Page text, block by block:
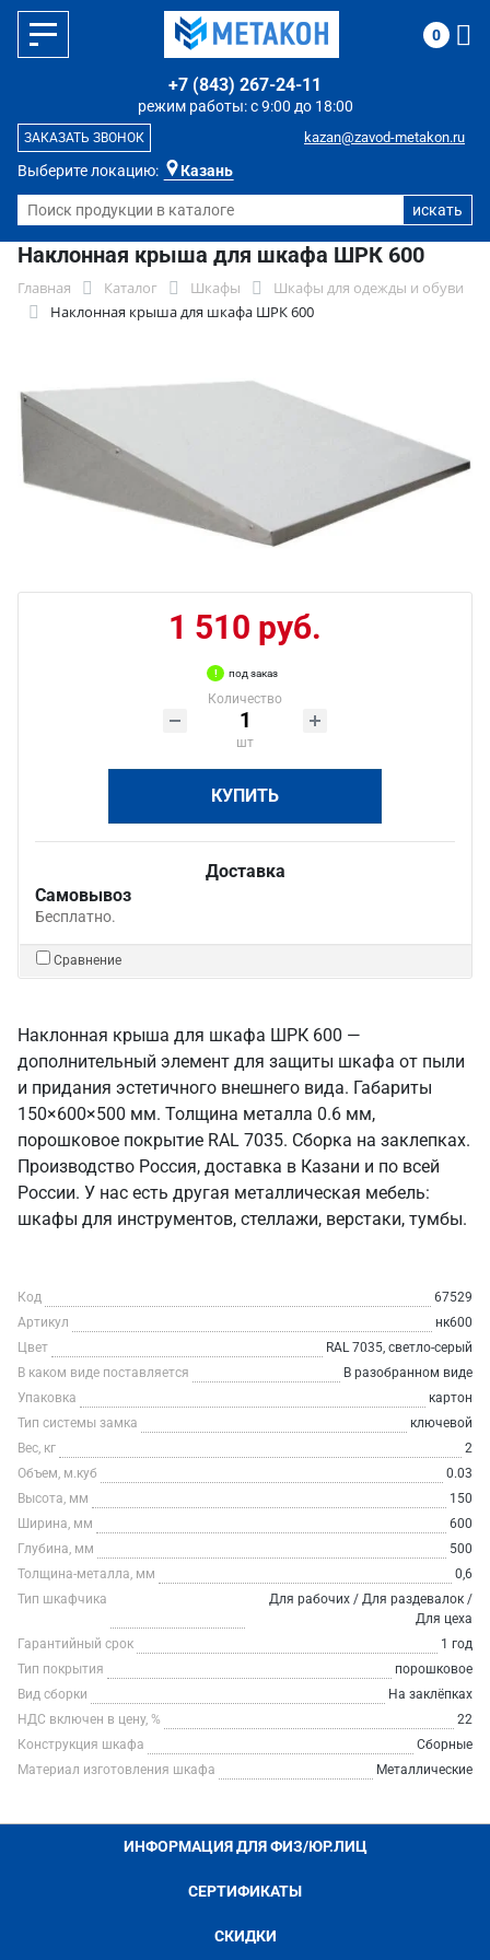
Выберите локацию: Казань
режим работы: с 9:00 до 18:00
+7 (843) 267-24-11
kazan@zavod-metakon.ru
ЗАКАЗАТЬ ЗВОНОК
0
Наклонная крыша для шкафа ШРК 600
Главная Каталог Шкафы
Шкафы для одежды и обуви
Наклонная крыша для шкафа ШРК 600
1 510 руб.
под заказ
Количество
шт
КУПИТЬ
Доставка
Самовывоз
Бесплатно.
Сравнение
Наклонная крыша для шкафа ШРК 600 —
дополнительный элемент для защиты шкафа от пыли
и придания эстетичного внешнего вида. Габариты
150×600×500 мм. Толщина металла 0.6 мм,
порошковое покрытие RAL 7035. Сборка на заклепках.
Производство Россия, доставка в Казани и по всей
России. У нас есть другая металлическая мебель:
шкафы для инструментов, стеллажи, верстаки, тумбы.
Код
67529
Артикул
нк600
Цвет
RAL 7035, светло-серый
В каком виде поставляется
В разобранном виде
Упаковка
картон
Тип системы замка
ключевой
Вес, кг
2
Объем, м.куб
0.03
Высота, мм
150
Ширина, мм
600
Глубина, мм
500
Толщина-металла, мм
0,6
Тип шкафчика
Для рабочих / Для раздевалок /
Для цеха
Гарантийный срок
1 год
Тип покрытия
порошковое
Вид сборки
На заклёпках
НДС включен в цену, %
22
Конструкция шкафа
Сборные
Материал изготовления шкафа
Металлические
ИНФОРМАЦИЯ ДЛЯ ФИЗ/ЮР.ЛИЦ
СЕРТИФИКАТЫ
СКИДКИ